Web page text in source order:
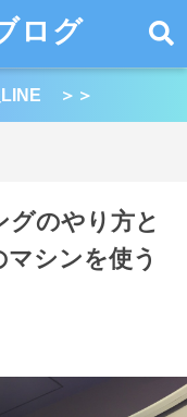
ログ
LINE ＞＞
のやり方と
シンを使う